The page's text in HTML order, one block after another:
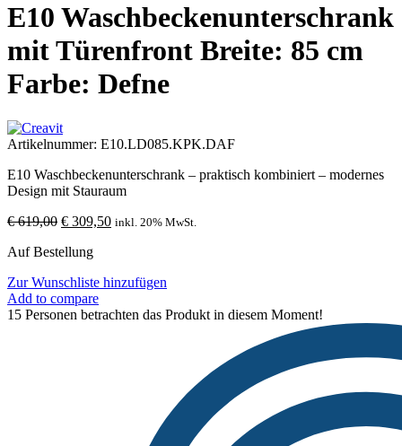
E10 Waschbeckenunterschrank
mit Türenfront Breite: 85 cm
Farbe: Defne
Artikelnummer: E10.LD085.KPK.DAF
E10 Waschbeckenunterschrank – praktisch kombiniert – modernes
Design mit Stauraum
€619,00 Ursprünglicher
war:
€ 309,50Aktueller
inkl. 20% MwSt.
Auf Bestellung
Zur Wunschliste hinzufügen
Add to compare
15 Personen betrachten das Produkt in diesem Moment!